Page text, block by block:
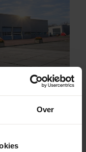
Over
jou en